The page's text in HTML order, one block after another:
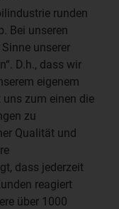
runden
Bei unseren
unserer
D.h., dass wir
eigenem
zum einen die
zu
Qualität und
dass jederzeit
reagiert
über 1000